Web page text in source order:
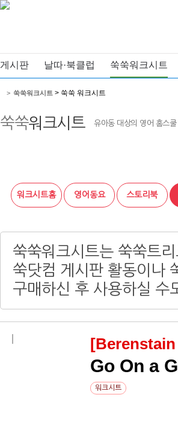
게시판 날따·북클럽 쑥쑥워크시트
쑥쑥워크시트 유아동 대상의 영어 홈스
> 쑥쑥워크시트 > 쑥쑥 워크시트
워크시트홈 영어동요 스토리북
쑥쑥워크시트는 쑥쑥트
쑥닷컴 게시판 활동이나
구매하신 후 사용하실 수
[Berenstain
Go On a
워크시트